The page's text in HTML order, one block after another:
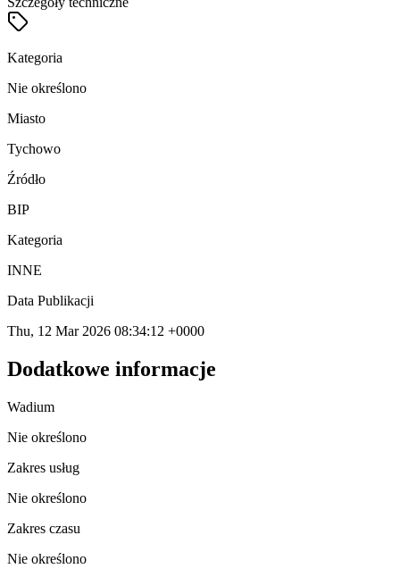
Kategoria
Nie określono
Miasto
Tychowo
Źródło
BIP
Kategoria
INNE
Data Publikacji
Thu, 12 Mar 2026 08:34:12 +0000
Dodatkowe informacje
Wadium
Nie określono
Zakres usług
Nie określono
Zakres czasu
Nie określono